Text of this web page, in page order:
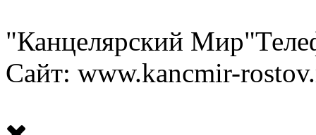
"Канцелярский Мир"
Сайт: www.kancmir-